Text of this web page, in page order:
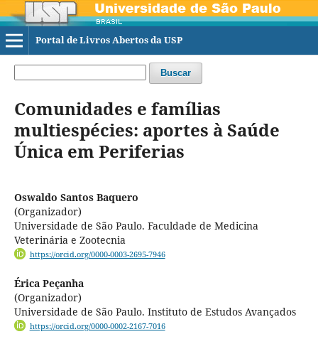
Portal de Livros Abertos da USP
Buscar
Comunidades e famílias
multiespécies: aportes à Saúde
Única em Periferias
Oswaldo Santos Baquero
(Organizador)
Universidade de São Paulo. Faculdade de Medicina
Veterinária e Zootecnia
https://orcid.org/0000-0003-2695-7946
Érica Peçanha
(Organizador)
Universidade de São Paulo. Instituto de Estudos Avançados
https://orcid.org/0000-0002-2167-7016